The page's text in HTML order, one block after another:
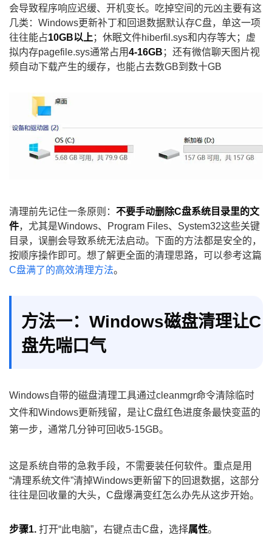
会导致程序响应迟缓、开机变长。吃掉空间的元凶主要有这
几类：Windows更新补丁和回退数据默认存C盘，单这一项
往往能占10GB以上 ；休眠文件hiberfil.sys和内存等大；虚
拟内存pagefile.sys通常占用4-16GB ；还有微信聊天图片视
频自动下载产生的缓存，也能占去数GB到数十GB
清理前先记住一条原则： 不要手动删除C盘系统目录里的文
件，尤其是Windows、Program Files、System32这些关键
目录，误删会导致系统无法启动。下面的方法都是安全的，
按顺序操作即可。想了解更全面的清理思路，可以参考这篇
C盘满了的高效清理方法。
方法一：Windows磁盘清理让C
盘先喘口气
Windows自带的磁盘清理工具通过cleanmgr命令清除临时
文件和Windows更新残留，是让C盘红色进度条最快变蓝的
第一步，通常几分钟可回收5-15GB。
这是系统自带的急救手段，不需要装任何软件。重点是用
“清理系统文件”清掉Windows更新留下的回退数据，这部分
往往是回收量的大头，C盘爆满变红怎么办先从这步开始。
步骤1. 打开“此电脑”，右键点击C盘，选择属性。